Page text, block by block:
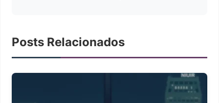
Posts Relacionados